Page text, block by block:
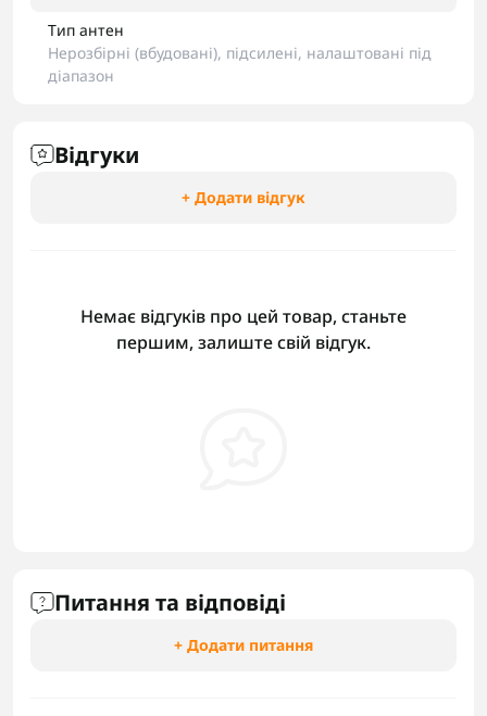
Тип антен
Нерозбірні (вбудовані), підсилені, налаштовані під
діапазон
Відгуки
+ Додати відгук
Немає відгуків про цей товар, станьте
першим, залиште свій відгук.
Питання та відповіді
+ Додати питання